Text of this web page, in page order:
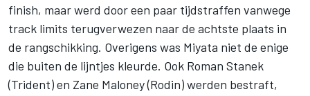
finish, maar werd door een paar tijdstraffen vanwege
track limits terugverwezen naar de achtste plaats in
de rangschikking. Overigens was Miyata niet de enige
die buiten de lijntjes kleurde. Ook Roman Stanek
(Trident) en Zane Maloney(Rodin) werden bestraft,